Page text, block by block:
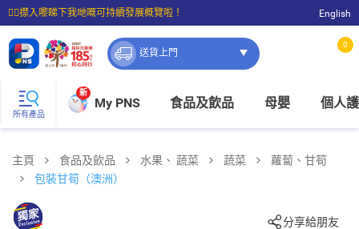
☝🏼㩒入嚟睇下我哋嘅可持續發展概覽啦！
⭐購物滿$399即享免費送貨；滿$100即可免費店取。
English
送貨上門
0
所有產品
新
My PNS 食品及飲品 母嬰 個人
主頁 食品及飲品 水果、 蔬菜 蔬菜
蘿蔔、甘筍
包裝甘筍（澳洲）
分享給朋友